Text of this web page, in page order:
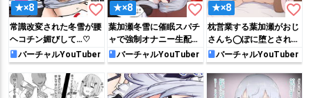
★×8 favorite_border
常識改変された冬雪が腰
ヘコチン媚びして…♡
バーチャルYouTuber
★×8 favorite_border
葉加瀬冬雪に催眠スパチ
ャで強制オナニー生配信
♡バーチャルYouTuber
★×8 favorite_border
枕営業する葉加瀬がおじ
さんち◯ぽに堕とされち
ゃう♡
バーチャルYouTuber